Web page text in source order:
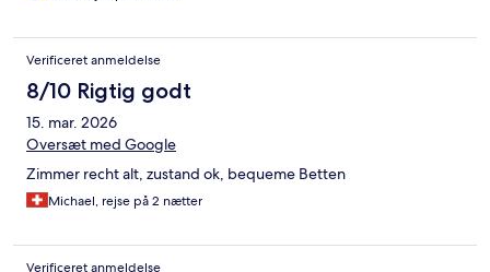
Verificeret anmeldelse
8/10 Rigtig godt
15. mar. 2026
Oversæt med Google
Zimmer recht alt, zustand ok, bequeme Betten
Michael, rejse på 2 nætter
Verificeret anmeldelse